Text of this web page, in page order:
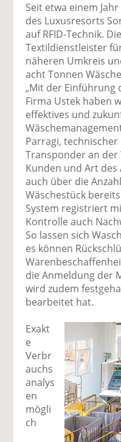
Seit etwa einem
des Luxusresorts
auf RFID-Technik.
Textildienstleister
näheren Umkreis
acht Tonnen
„Mit der Einführung
Firma Ustek haben
effektives und
Parragi,
Transponder an
Kunden und Art
auch über die
Wäschestück
System registriert
Kontrolle auch
So lassen sich
es können
die Anmeldung der
wird zudem
bearbeitet hat.
Exakt
e
Verbr
auchs
analys
en
mögli
ch